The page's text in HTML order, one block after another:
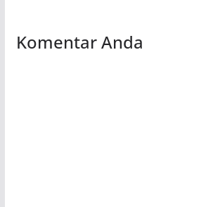
Komentar Anda